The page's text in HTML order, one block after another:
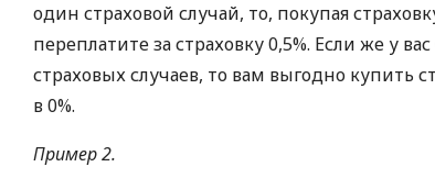
один страховой случай, то, покупая
переплатите за страховку 0,5%. Если же у
страховых случаев, то вам выгодно купить
в 0%.
Пример 2.